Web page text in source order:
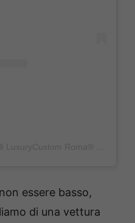
essere basso,
di una vettura